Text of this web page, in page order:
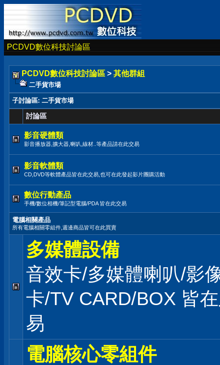
PCDVD數位科技討論區
PCDVD數位科技討論區 > 其他群組
二手貨市場
子討論區: 二手貨市場
討論區
影音硬體類
影音播放器,擴大器,喇叭,線材..等產品請在此交易
影音軟體類
CD,DVD等軟體產品皆在此交易,也可在此發起影片團購活動
數位行動產品
手機/數位相機/筆記型電腦/PDA 皆在此交易
電腦相關產品
所有電腦相關零組件,週邊商品皆可在此買賣
多媒體設備
音效卡/多媒體喇叭/影
卡/TV CARD/BOX 皆
易
電腦核心零組件